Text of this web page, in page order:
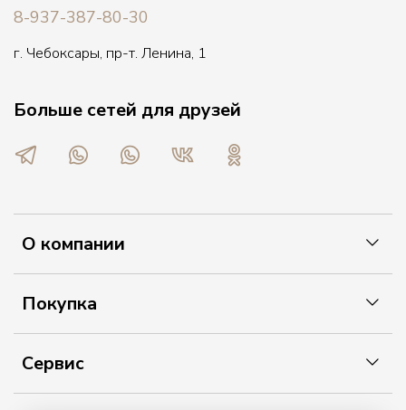
О компании
Покупка
Сервис
8-937-387-80-30
г. Чебоксары, пр-т. Ленина, 1
Больше сетей для друзей